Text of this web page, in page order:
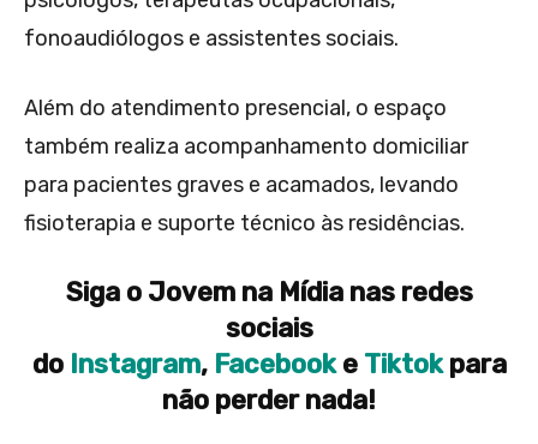
fonoaudiólogos e assistentes sociais.
Além do atendimento presencial, o espaço
também realiza acompanhamento domiciliar
para pacientes graves e acamados, levando
fisioterapia e suporte técnico às residências.
Siga o Jovem na Mídia nas redes
sociais
do Instagram, Facebooke Tiktokpara
não perder nada!